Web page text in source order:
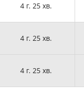
4 г. 25 хв.
4 г. 25 хв.
4 г. 25 хв.